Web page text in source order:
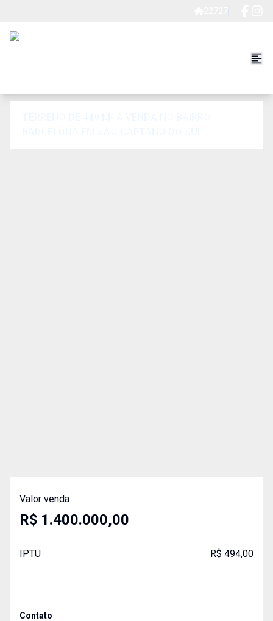
Valor venda
R$ 1.400.000,00
IPTU R$ 494,00
Contato